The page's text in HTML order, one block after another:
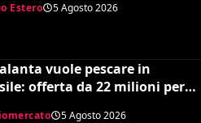
Estero 5 Agosto 2026
vuole pescare in
offerta da 22 milioni per
il Botafogo ne vuole 35
5 Agosto 2026